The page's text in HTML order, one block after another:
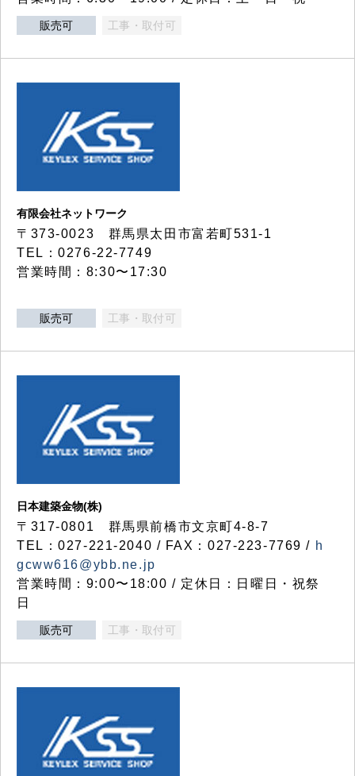
販売可 工事・取付可
有限会社ネットワーク
〒373-0023 群馬県太田市富若町531-1
TEL：0276-22-7749
営業時間：8:30〜17:30
販売可 工事・取付可
日本建築金物(株)
〒317‐0801 群馬県前橋市文京町4-8-7
TEL：027-221-2040 / FAX：027-223-7769 / h
gcww616@ybb.ne.jp
営業時間：9:00〜18:00 / 定休日：日曜日・祝祭
日
販売可 工事・取付可